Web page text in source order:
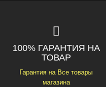
100% ГАРАНТИЯ НА
ТОВАР
Гарантия на Все товары
магазина